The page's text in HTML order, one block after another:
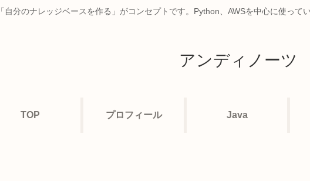
「自分のナレッジベースを作る」がコンセプトです。Python、AWSを中心に使って
アンディノーツ
TOP プロフィール Java